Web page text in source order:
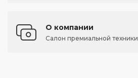
О компании
Салон премиальной техники